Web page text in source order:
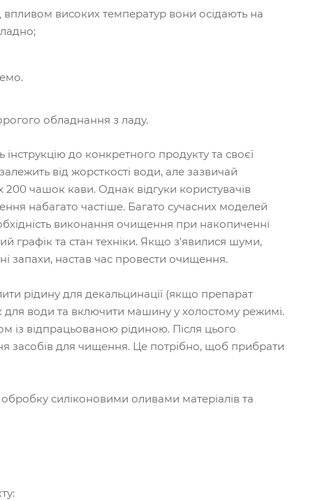
впливом високих температур вони осідають на
обладнання з ладу.
до конкретного продукту та своєї
від жорсткості води, але зазвичай
чашок кави. Однак відгуки користувачів
набагато частіше. Багато сучасних моделей
виконання очищення при накопиченні
графік та стан техніки. Якщо з'явилися шуми,
запахи, настав час провести очищення.
рідину для декальцинації (якщо препарат
для води та включити машину у холостому режимі.
із відпрацьованою рідиною. Після цього
засобів для чищення. Це потрібно, щоб прибрати
силіконовими оливами матеріалів та